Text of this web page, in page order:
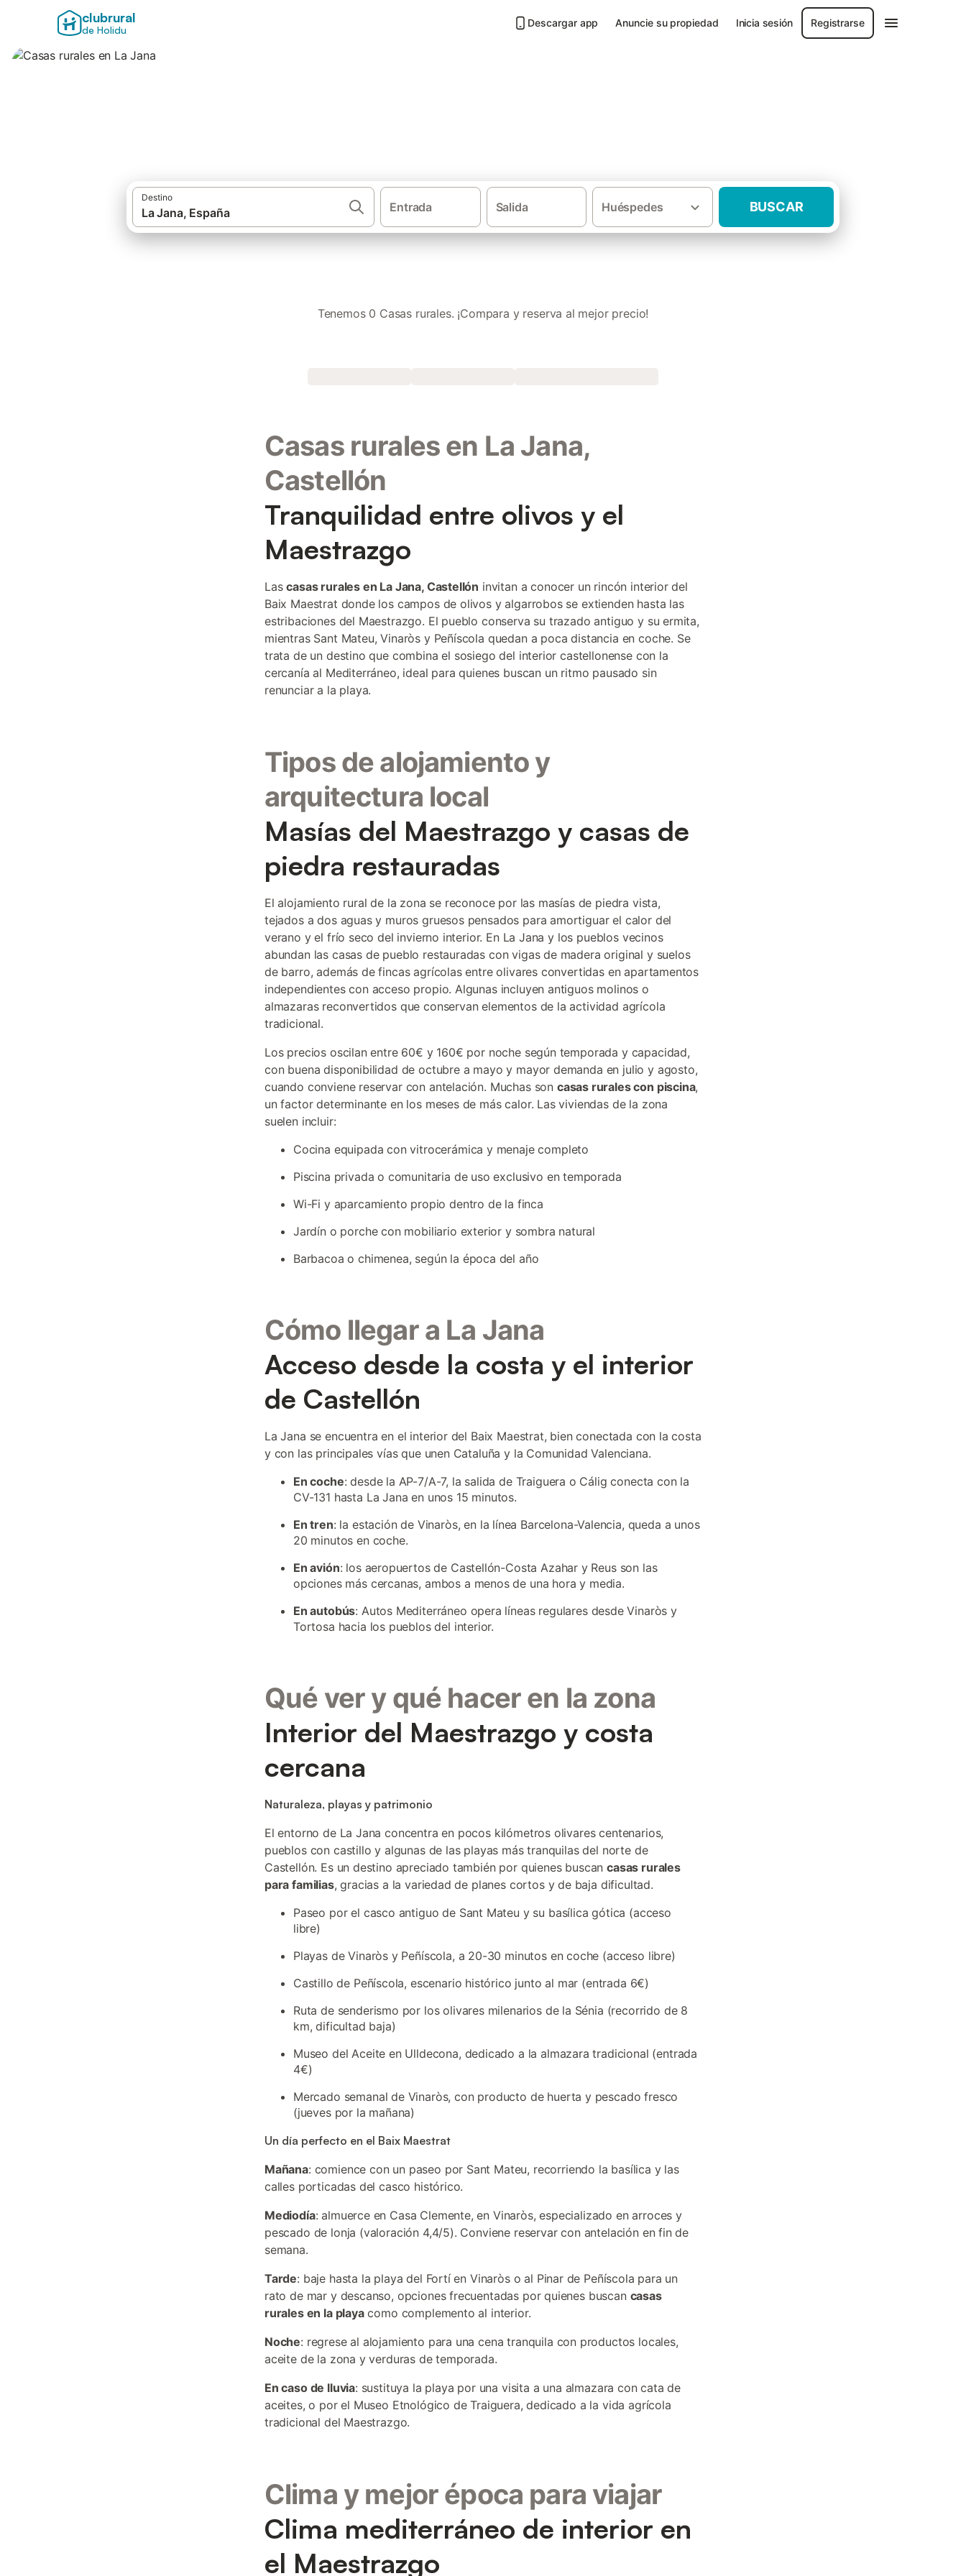
clubrural
de Holidu
Descargar app Anuncie su propiedad Inicia sesión Registrarse
Destino
Entrada Salida Huéspedes BUSCAR
Tenemos 0 Casas rurales. ¡Compara y reserva al mejor precio!
Casas rurales en La Jana,
Castellón
Tranquilidad entre olivos y el
Maestrazgo
Lascasas rurales en La Jana, Castellón invitan a conocer un rincón interior del
Baix Maestrat donde los campos de olivos y algarrobos se extienden hasta las
estribaciones del Maestrazgo. El pueblo conserva su trazado antiguo y su ermita,
mientras Sant Mateu, Vinaròs y Peñíscola quedan a poca distancia en coche. Se
trata de un destino que combina el sosiego del interior castellonense con la
cercanía al Mediterráneo, ideal para quienes buscan un ritmo pausado sin
renunciar a la playa.
Tipos de alojamiento y
arquitectura local
Masías del Maestrazgo y casas de
piedra restauradas
El alojamiento rural de la zona se reconoce por las masías de piedra vista,
tejados a dos aguas y muros gruesos pensados para amortiguar el calor del
verano y el frío seco del invierno interior. En La Jana y los pueblos vecinos
abundan las casas de pueblo restauradas con vigas de madera original y suelos
de barro, además de fincas agrícolas entre olivares convertidas en apartamentos
independientes con acceso propio. Algunas incluyen antiguos molinos o
almazaras reconvertidos que conservan elementos de la actividad agrícola
tradicional.
Los precios oscilan entre 60€ y 160€ por noche según temporada y capacidad,
con buena disponibilidad de octubre a mayo y mayor demanda en julio y agosto,
cuando conviene reservar con antelación. Muchas son casas rurales con piscina,
un factor determinante en los meses de más calor. Las viviendas de la zona
suelen incluir:
Cocina equipada con vitrocerámica y menaje completo
Piscina privada o comunitaria de uso exclusivo en temporada
Wi-Fi y aparcamiento propio dentro de la finca
Jardín o porche con mobiliario exterior y sombra natural
Barbacoa o chimenea, según la época del año
Cómo llegar a La Jana
Acceso desde la costa y el interior
de Castellón
La Jana se encuentra en el interior del Baix Maestrat, bien conectada con la costa
y con las principales vías que unen Cataluña y la Comunidad Valenciana.
En coche: desde la AP-7/A-7, la salida de Traiguera o Cálig conecta con la
CV-131 hasta La Jana en unos 15 minutos.
En tren: la estación de Vinaròs, en la línea Barcelona-Valencia, queda a unos
20 minutos en coche.
En avión: los aeropuertos de Castellón-Costa Azahar y Reus son las
opciones más cercanas, ambos a menos de una hora y media.
En autobús: Autos Mediterráneo opera líneas regulares desde Vinaròs y
Tortosa hacia los pueblos del interior.
Qué ver y qué hacer en la zona
Interior del Maestrazgo y costa
cercana
Naturaleza, playas y patrimonio
El entorno de La Jana concentra en pocos kilómetros olivares centenarios,
pueblos con castillo y algunas de las playas más tranquilas del norte de
Castellón. Es un destino apreciado también por quienes buscancasas rurales
para familias, gracias a la variedad de planes cortos y de baja dificultad.
Paseo por el casco antiguo de Sant Mateu y su basílica gótica (acceso
libre)
Playas de Vinaròs y Peñíscola, a 20-30 minutos en coche (acceso libre)
Castillo de Peñíscola, escenario histórico junto al mar (entrada 6€)
Ruta de senderismo por los olivares milenarios de la Sénia (recorrido de 8
km, dificultad baja)
Museo del Aceite en Ulldecona, dedicado a la almazara tradicional (entrada
4€)
Mercado semanal de Vinaròs, con producto de huerta y pescado fresco
(jueves por la mañana)
Un día perfecto en el Baix Maestrat
Mañana: comience con un paseo por Sant Mateu, recorriendo la basílica y las
calles porticadas del casco histórico.
Mediodía: almuerce en Casa Clemente, en Vinaròs, especializado en arroces y
pescado de lonja (valoración 4,4/5). Conviene reservar con antelación en fin de
semana.
Tarde: baje hasta la playa del Fortí en Vinaròs o al Pinar de Peñíscola para un
rato de mar y descanso, opciones frecuentadas por quienes buscan casas
rurales en la playacomo complemento al interior.
Noche: regrese al alojamiento para una cena tranquila con productos locales,
aceite de la zona y verduras de temporada.
En caso de lluvia: sustituya la playa por una visita a una almazara con cata de
aceites, o por el Museo Etnológico de Traiguera, dedicado a la vida agrícola
tradicional del Maestrazgo.
Clima y mejor época para viajar
Clima mediterráneo de interior en
el Maestrazgo